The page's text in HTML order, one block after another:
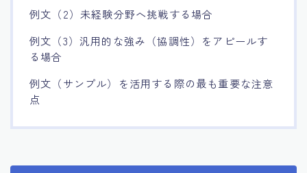
例文（2）未経験分野へ挑戦する場合
例文（3）汎用的な強み（協調性）をアピールす
る場合
例文（サンプル）を活用する際の最も重要な注意
点